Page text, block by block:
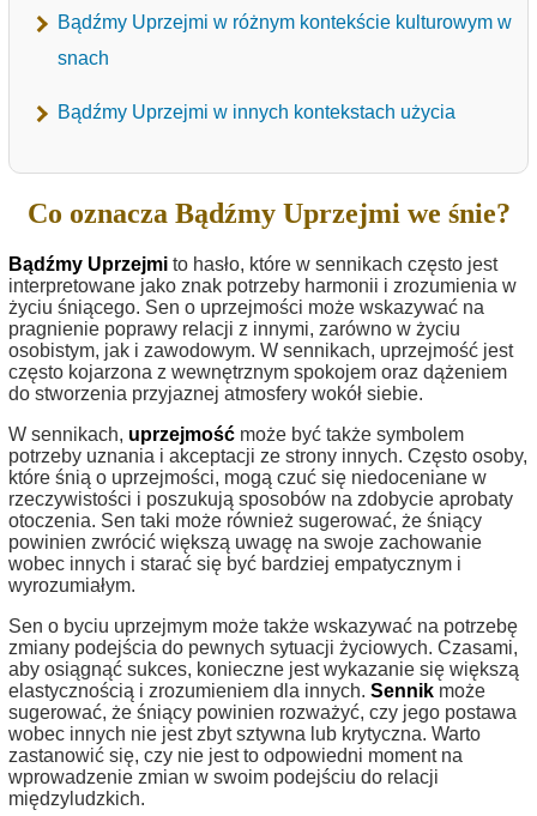
Bądźmy Uprzejmi w różnym kontekście kulturowym w
snach
Bądźmy Uprzejmi w innych kontekstach użycia
Co oznacza Bądźmy Uprzejmi we śnie?
Bądźmy Uprzejmi to hasło, które w sennikach często jest
interpretowane jako znak potrzeby harmonii i zrozumienia w
życiu śniącego. Sen o uprzejmości może wskazywać na
pragnienie poprawy relacji z innymi, zarówno w życiu
osobistym, jak i zawodowym. W sennikach, uprzejmość jest
często kojarzona z wewnętrznym spokojem oraz dążeniem
do stworzenia przyjaznej atmosfery wokół siebie.
W sennikach, uprzejmość może być także symbolem
potrzeby uznania i akceptacji ze strony innych. Często osoby,
które śnią o uprzejmości, mogą czuć się niedoceniane w
rzeczywistości i poszukują sposobów na zdobycie aprobaty
otoczenia. Sen taki może również sugerować, że śniący
powinien zwrócić większą uwagę na swoje zachowanie
wobec innych i starać się być bardziej empatycznym i
wyrozumiałym.
Sen o byciu uprzejmym może także wskazywać na potrzebę
zmiany podejścia do pewnych sytuacji życiowych. Czasami,
aby osiągnąć sukces, konieczne jest wykazanie się większą
elastycznością i zrozumieniem dla innych. Sennik może
sugerować, że śniący powinien rozważyć, czy jego postawa
wobec innych nie jest zbyt sztywna lub krytyczna. Warto
zastanowić się, czy nie jest to odpowiedni moment na
wprowadzenie zmian w swoim podejściu do relacji
międzyludzkich.